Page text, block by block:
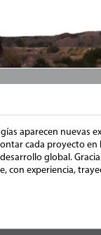
aparecen nuevas
cada proyecto
global.
con experiencia,